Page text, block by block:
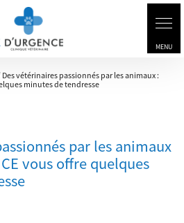
Des vétérinaires passionnés par les animaux :
minutes de tendresse
par les animaux
vous offre quelques